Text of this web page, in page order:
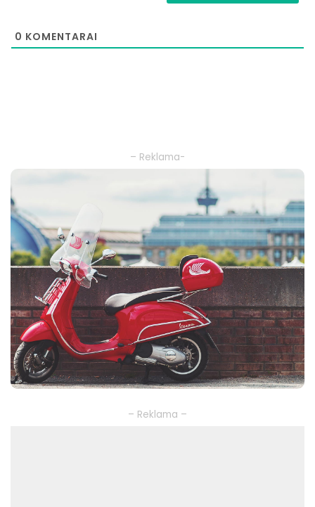
0 KOMENTARAI
– Reklama-
– Reklama –